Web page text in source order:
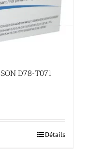
D78-T071
Détails